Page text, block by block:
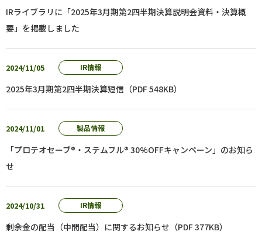
IRライブラリに「2025年3月期第2四半期決算説明会資料・決算概
要」を掲載しました
2024/11/05 IR情報
2025年3月期第2四半期決算短信（PDF 548KB）
2024/11/01 製品情報
「プロテオセーブ®・ステムフル® 30%OFFキャンペーン」のお知ら
せ
2024/10/31 IR情報
剰余金の配当（中間配当）に関するお知らせ（PDF 377KB）